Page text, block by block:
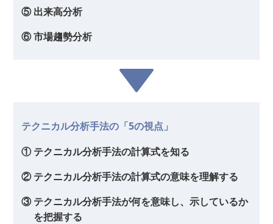
⑤ 出来高分析
⑥ 市場趨勢分析
テクニカル分析手法の「5の視点」
① テクニカル分析手法の計算式を知る
② テクニカル分析手法の計算式の意味を理解する
③ テクニカル分析手法が何を意味し、示しているか
を把握する